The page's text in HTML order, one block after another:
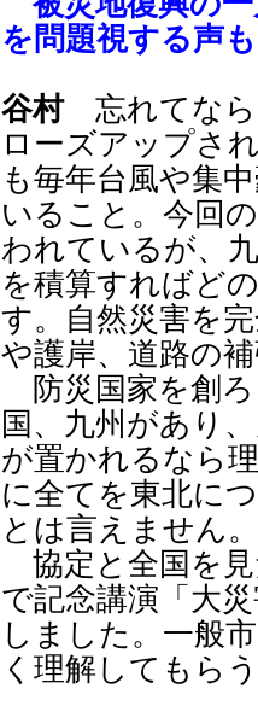
を問題視する声
谷村忘れてなら
ローズアップさ
も毎年台風や集
いること。今回
われているが、
を積算すればど
す。自然災害を
や護岸、道路の
防災国家を創ろ
国、九州があり
が置かれるなら
に全てを東北に
とは言えません。
協定と全国を見
で記念講演「大
しました。一般
く理解してもら